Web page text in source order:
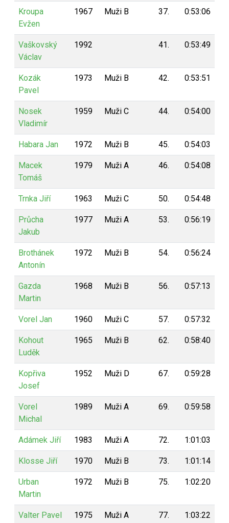
Kroupa
Evžen
1967 Muži B 37. 0:53:06
Vaškovský
Václav
1992 41. 0:53:49
Kozák
Pavel
1973 Muži B 42. 0:53:51
Nosek
Vladimír
1959 Muži C 44. 0:54:00
Habara Jan 1972 Muži B 45. 0:54:03
Macek
Tomáš
1979 Muži A 46. 0:54:08
Trnka Jiří 1963 Muži C 50. 0:54:48
Průcha
Jakub
1977 Muži A 53. 0:56:19
Brothánek
Antonín
1972 Muži B 54. 0:56:24
Gazda
Martin
1968 Muži B 56. 0:57:13
Vorel Jan 1960 Muži C 57. 0:57:32
Kohout
Luděk
1965 Muži B 62. 0:58:40
Kopřiva
Josef
1952 Muži D 67. 0:59:28
Vorel
Michal
1989 Muži A 69. 0:59:58
Adámek Jiří 1983 Muži A 72. 1:01:03
Klosse Jiří 1970 Muži B 73. 1:01:14
Urban
Martin
1972 Muži B 75. 1:02:20
Valter Pavel 1975 Muži A 77. 1:03:22